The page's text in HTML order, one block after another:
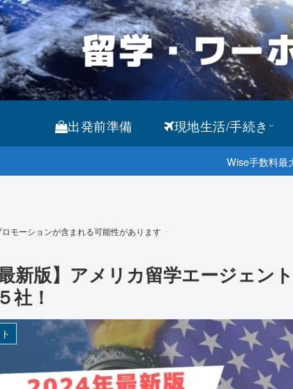
出発前準備 現地生活/手続き
Wise手数料最
モーションが含まれる可能性があります
最新版】アメリカ留学エージェン
社！